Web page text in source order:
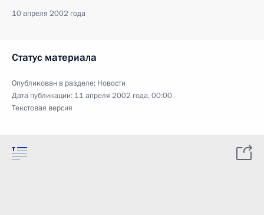
10 апреля 2002 года
Статус материала
Опубликован в разделе: Новости
Дата публикации: 11 апреля 2002 года, 00:00
Текстовая версия